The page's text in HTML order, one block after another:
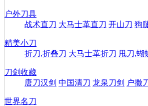
户外刀具
战术直刀 大马士革直刀 开山刀 狗
精美小刀
折刀,折叠刀 大马士革折刀 甩刀,蝴
刀剑收藏
唐刀汉剑 中国清刀 龙泉刀剑 户撒
世界名刀